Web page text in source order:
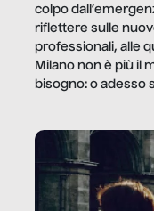
colpo
riflettere sulle
professionali, alle
Milano non è più il
bisogno: o adesso